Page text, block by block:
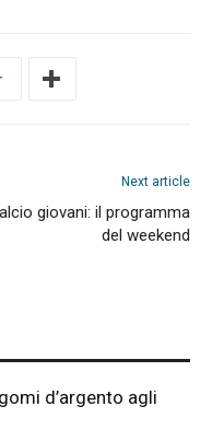
Next article
giovani: il programma
del weekend
d’argento agli